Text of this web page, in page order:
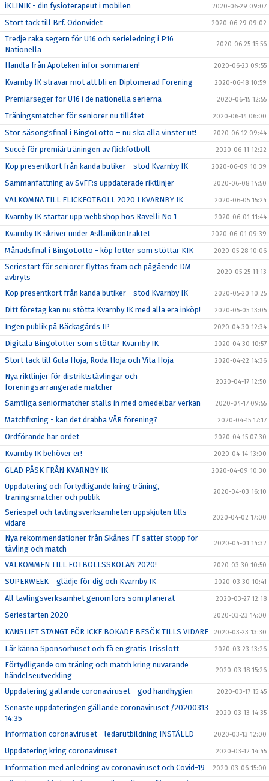
iKLINIK - din fysioterapeut i mobilen 2020-06-29 09:07
Stort tack till Brf. Odonvidet 2020-06-29 09:02
Tredje raka segern för U16 och serieledning i P16
Nationella
2020-06-25 15:56
Handla från Apoteken inför sommaren! 2020-06-23 09:55
Kvarnby IK strävar mot att bli en Diplomerad Förening 2020-06-18 10:59
Premiärseger för U16 i de nationella serierna 2020-06-15 12:55
Träningsmatcher för seniorer nu tillåtet 2020-06-14 06:00
Stor säsongsfinal i BingoLotto – nu ska alla vinster ut! 2020-06-12 09:44
Succé för premiärträningen av flickfotboll 2020-06-11 12:22
Köp presentkort från kända butiker - stöd Kvarnby IK 2020-06-09 10:39
Sammanfattning av SvFF:s uppdaterade riktlinjer 2020-06-08 14:50
VÄLKOMNA TILL FLICKFOTBOLL 2020 I KVARNBY IK 2020-06-05 15:24
Kvarnby IK startar upp webbshop hos Ravelli No 1 2020-06-01 11:44
Kvarnby IK skriver under Asllanikontraktet 2020-06-01 09:39
Månadsfinal i BingoLotto - köp lotter som stöttar KIK 2020-05-28 10:06
Seriestart för seniorer flyttas fram och pågående DM
avbryts
2020-05-25 11:13
Köp presentkort från kända butiker - stöd Kvarnby IK 2020-05-20 10:25
Ditt företag kan nu stötta Kvarnby IK med alla era inköp! 2020-05-05 13:05
Ingen publik på Bäckagårds IP 2020-04-30 12:34
Digitala Bingolotter som stöttar Kvarnby IK 2020-04-30 10:57
Stort tack till Gula Höja, Röda Höja och Vita Höja 2020-04-22 14:36
Nya riktlinjer för distriktstävlingar och
föreningsarrangerade matcher
2020-04-17 12:50
Samtliga seniormatcher ställs in med omedelbar verkan 2020-04-17 09:55
Matchfixning - kan det drabba VÅR förening? 2020-04-15 17:17
Ordförande har ordet 2020-04-15 07:30
Kvarnby IK behöver er! 2020-04-14 13:00
GLAD PÅSK FRÅN KVARNBY IK 2020-04-09 10:30
Uppdatering och förtydligande kring träning,
träningsmatcher och publik
2020-04-03 16:10
Seriespel och tävlingsverksamheten uppskjuten tills
vidare
2020-04-02 17:00
Nya rekommendationer från Skånes FF sätter stopp för
tävling och match
2020-04-01 14:32
VÄLKOMMEN TILL FOTBOLLSSKOLAN 2020! 2020-03-30 10:50
SUPERWEEK = glädje för dig och Kvarnby IK 2020-03-30 10:41
All tävlingsverksamhet genomförs som planerat 2020-03-27 12:18
Seriestarten 2020 2020-03-23 14:00
KANSLIET STÄNGT FÖR ICKE BOKADE BESÖK TILLS VIDARE 2020-03-23 13:30
Lär känna Sponsorhuset och få en gratis Trisslott 2020-03-23 13:26
Förtydligande om träning och match kring nuvarande
händelseutveckling
2020-03-18 15:26
Uppdatering gällande coronaviruset - god handhygien 2020-03-17 15:45
Senaste uppdateringen gällande coronaviruset /20200313
14:35
2020-03-13 14:35
Information coronaviruset - ledarutbildning INSTÄLLD 2020-03-13 12:00
Uppdatering kring coronaviruset 2020-03-12 14:45
Information med anledning av coronaviruset och Covid-19 2020-03-06 15:00